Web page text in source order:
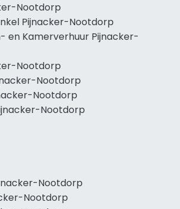
Nootdorp
Pijnacker-Nootdorp
en Kamerverhuur Pijnacker-
Nootdorp
Nootdorp
Nootdorp
Nootdorp
Nootdorp
Nootdorp